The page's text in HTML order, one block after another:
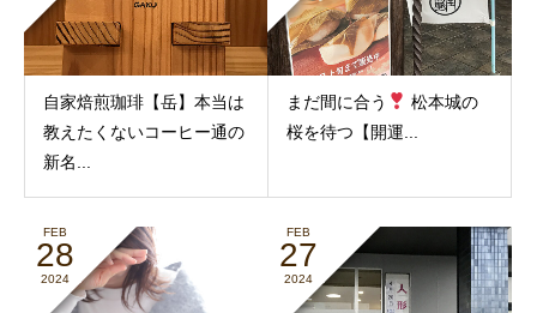
自家焙煎珈琲【岳】本当は
教えたくないコーヒー通の
新名...
まだ間に合う
松本城の
桜を待つ【開運...
FEB
28
2024
FEB
27
2024